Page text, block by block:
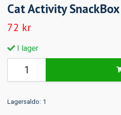
Cat Activity
72 kr
I lager
Lagersaldo: 1